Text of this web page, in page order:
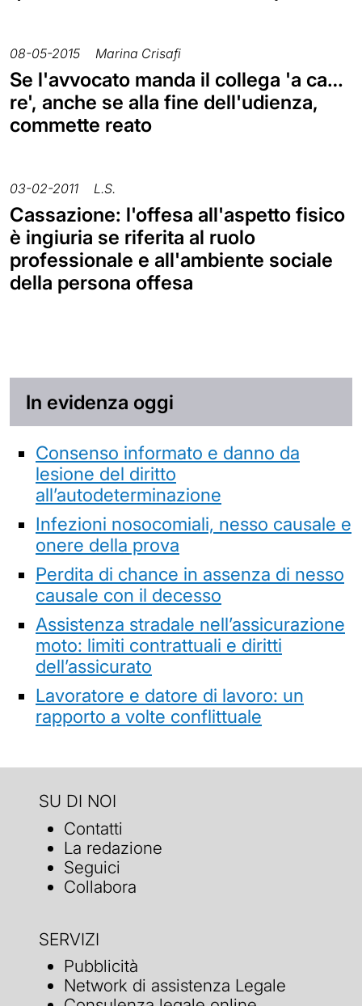
08-05-2015 Marina Crisafi
Se l'avvocato manda il collega 'a ca…
re', anche se alla fine dell'udienza,
commette reato
03-02-2011 L.S.
Cassazione: l'offesa all'aspetto fisico
è ingiuria se riferita al ruolo
professionale e all'ambiente sociale
della persona offesa
In evidenza oggi
Consenso informato e danno da
lesione del diritto
all’autodeterminazione
Infezioni nosocomiali, nesso causale e
onere della prova
Perdita di chance in assenza di nesso
causale con il decesso
Assistenza stradale nell’assicurazione
moto: limiti contrattuali e diritti
dell’assicurato
Lavoratore e datore di lavoro: un
rapporto a volte conflittuale
SU DI NOI
Contatti
La redazione
Seguici
Collabora
SERVIZI
Pubblicità
Network di assistenza Legale